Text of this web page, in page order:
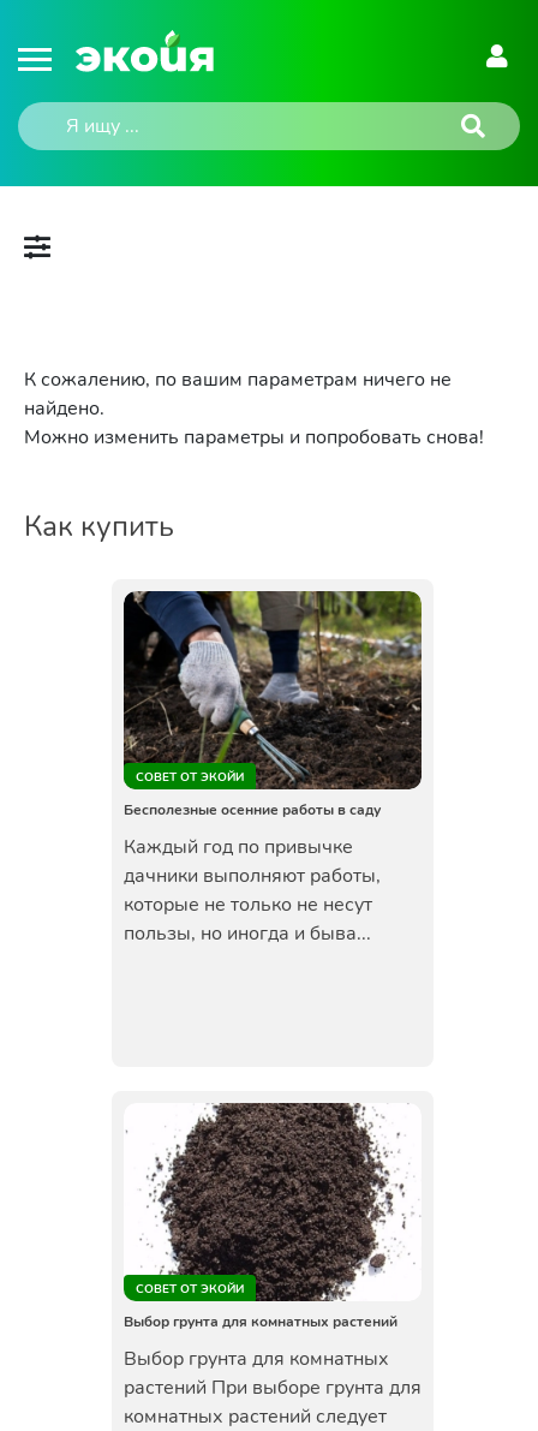
К сожалению, по вашим параметрам ничего не
найдено.
Можно изменить параметры и попробовать снова!
Как купить
СОВЕТ ОТ ЭКОЙИ
Бесполезные осенние работы в саду
Каждый год по привычке
дачники выполняют работы,
которые не только не несут
пользы, но иногда и быва...
СОВЕТ ОТ ЭКОЙИ
Выбор грунта для комнатных растений
Выбор грунта для комнатных
растений При выборе грунта для
комнатных растений следует